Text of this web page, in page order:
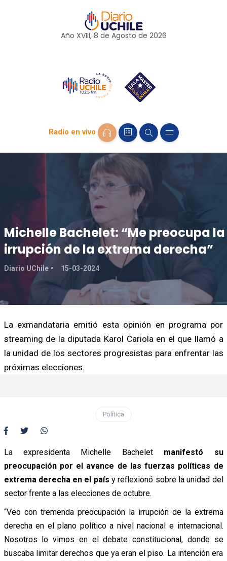
Año XVIII, 8 de Agosto de 2026
Radio en vivo
Michelle Bachelet: “Me preocupa la
irrupción de la extrema derecha”
Diario UChile 15-03-2024
La exmandataria emitió esta opinión en programa por
streaming de la diputada Karol Cariola en el que llamó a
la unidad de los sectores progresistas para enfrentar las
próximas elecciones.
Política
La expresidenta Michelle Bachelet manifestó su
preocupación por el avance de las fuerzas políticas de
extrema derecha en el país y reflexionó sobre la unidad del
sector frente a las elecciones de octubre.
“Veo con tremenda preocupación la irrupción de la extrema
derecha en el plano político a nivel nacional e internacional.
Nosotros lo vimos en el debate constitucional, donde se
buscaba limitar derechos que ya eran el piso. La intención era